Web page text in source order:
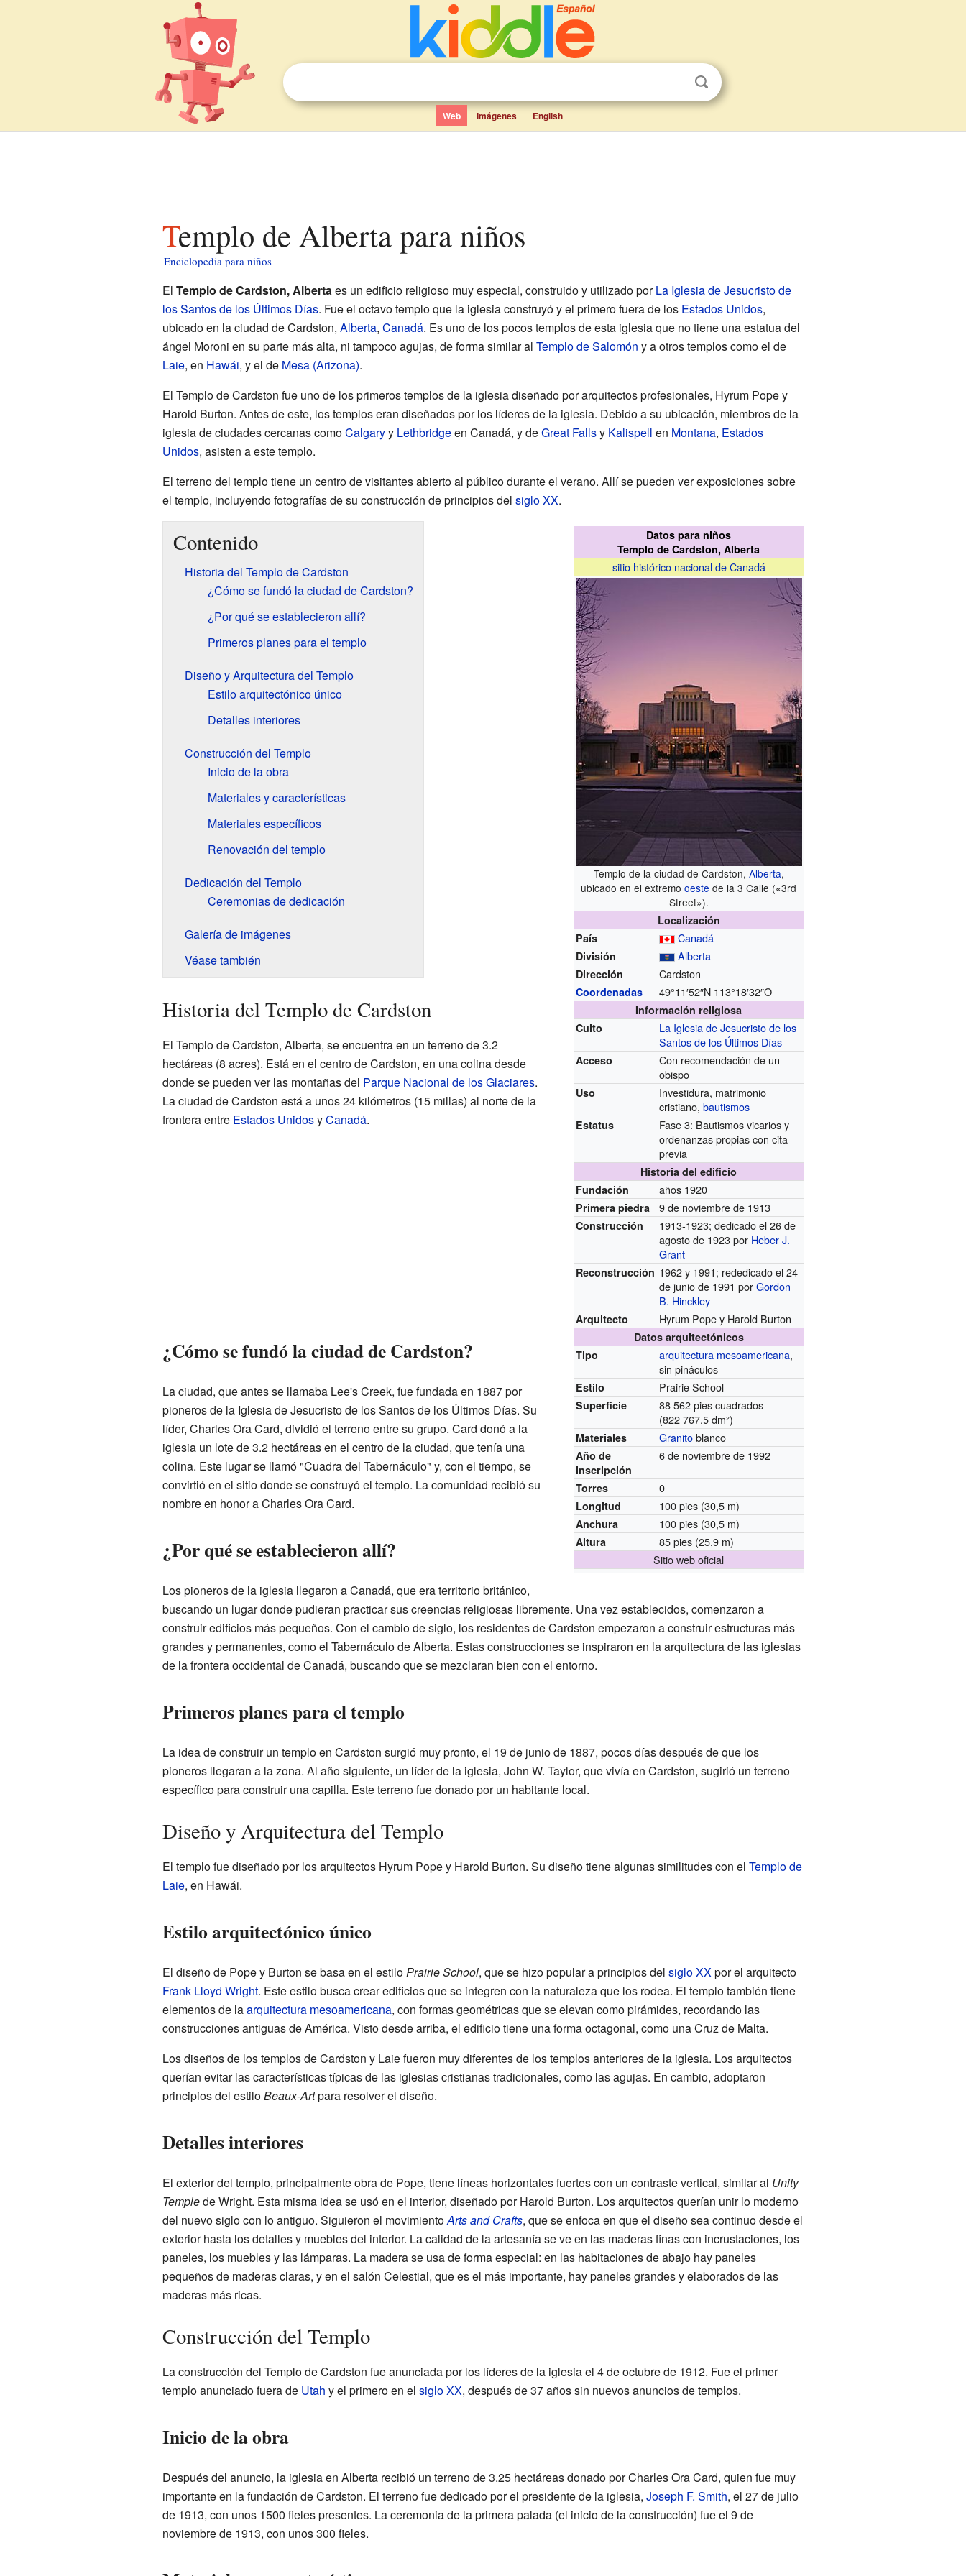
Web Imágenes English
Templo de Alberta para niños
Enciclopedia para niños
El Templo de Cardston, Albertaes un edificio religioso muy especial, construido y utilizado porLa Iglesia de Jesucristo de
los Santos de los Últimos Días. Fue el octavo templo que la iglesia construyó y el primero fuera de los Estados Unidos,
ubicado en la ciudad de Cardston, Alberta, Canadá. Es uno de los pocos templos de esta iglesia que no tiene una estatua del
ángel Moroni en su parte más alta, ni tampoco agujas, de forma similar al Templo de Salomón y a otros templos como el de
Laie, en Hawái, y el de Mesa (Arizona).
El Templo de Cardston fue uno de los primeros templos de la iglesia diseñado por arquitectos profesionales, Hyrum Pope y
Harold Burton. Antes de este, los templos eran diseñados por los líderes de la iglesia. Debido a su ubicación, miembros de la
iglesia de ciudades cercanas comoCalgaryy Lethbridgeen Canadá, y deGreat Fallsy Kalispell en Montana, Estados
Unidos, asisten a este templo.
El terreno del templo tiene un centro de visitantes abierto al público durante el verano. Allí se pueden ver exposiciones sobre
el templo, incluyendo fotografías de su construcción de principios del siglo XX.
Datos para niños
Templo de Cardston, Alberta
sitio histórico nacional de Canadá
Templo de la ciudad de Cardston, Alberta,
ubicado en el extremooeste de la 3 Calle («3rd
Street»).
Localización
País
Canadá
División Alberta
Dirección Cardston
Coordenadas 49°11′52″N 113°18′32″O
Información religiosa
Culto
La Iglesia de Jesucristo de los
Santos de los Últimos Días
Acceso
Con recomendación de un
obispo
Uso
Investidura, matrimonio
cristiano,bautismos
Estatus
Fase 3: Bautismos vicarios y
ordenanzas propias con cita
previa
Historia del edificio
Fundación
años 1920
Primera piedra 9 de noviembre de 1913
Construcción
1913-1923; dedicado el 26 de
agosto de 1923 por Heber J.
Grant
Reconstrucción 1962 y 1991; rededicado el 24
de junio de 1991 porGordon
B. Hinckley
Arquitecto Hyrum Pope y Harold Burton
Datos arquitectónicos
Tipo
arquitectura mesoamericana,
sin pináculos
Estilo Prairie School
Superficie
88 562 pies cuadrados
(822 767,5 dm²)
Materiales Granitoblanco
Año de
inscripción
6 de noviembre de 1992
Torres 0
Longitud 100 pies (30,5 m)
Anchura 100 pies (30,5 m)
Altura
85 pies (25,9 m)
Sitio web oficial
Contenido
Historia del Templo de Cardston
¿Cómo se fundó la ciudad de Cardston?
¿Por qué se establecieron allí?
Primeros planes para el templo
Diseño y Arquitectura del Templo
Estilo arquitectónico único
Detalles interiores
Construcción del Templo
Inicio de la obra
Materiales y características
Materiales específicos
Renovación del templo
Dedicación del Templo
Ceremonias de dedicación
Galería de imágenes
Véase también
Historia del Templo de Cardston
El Templo de Cardston, Alberta, se encuentra en un terreno de 3.2
hectáreas (8 acres). Está en el centro de Cardston, en una colina desde
donde se pueden ver las montañas del Parque Nacional de los Glaciares.
La ciudad de Cardston está a unos 24 kilómetros (15 millas) al norte de la
frontera entre Estados UnidosyCanadá.
¿Cómo se fundó la ciudad de Cardston?
La ciudad, que antes se llamaba Lee's Creek, fue fundada en 1887 por
pioneros de la Iglesia de Jesucristo de los Santos de los Últimos Días. Su
líder, Charles Ora Card, dividió el terreno entre su grupo. Card donó a la
iglesia un lote de 3.2 hectáreas en el centro de la ciudad, que tenía una
colina. Este lugar se llamó "Cuadra del Tabernáculo" y, con el tiempo, se
convirtió en el sitio donde se construyó el templo. La comunidad recibió su
nombre en honor a Charles Ora Card.
¿Por qué se establecieron allí?
Los pioneros de la iglesia llegaron a Canadá, que era territorio británico,
buscando un lugar donde pudieran practicar sus creencias religiosas libremente. Una vez establecidos, comenzaron a
construir edificios más pequeños. Con el cambio de siglo, los residentes de Cardston empezaron a construir estructuras más
grandes y permanentes, como el Tabernáculo de Alberta. Estas construcciones se inspiraron en la arquitectura de las iglesias
de la frontera occidental de Canadá, buscando que se mezclaran bien con el entorno.
Primeros planes para el templo
La idea de construir un templo en Cardston surgió muy pronto, el 19 de junio de 1887, pocos días después de que los
pioneros llegaran a la zona. Al año siguiente, un líder de la iglesia, John W. Taylor, que vivía en Cardston, sugirió un terreno
específico para construir una capilla. Este terreno fue donado por un habitante local.
Diseño y Arquitectura del Templo
El templo fue diseñado por los arquitectos Hyrum Pope y Harold Burton. Su diseño tiene algunas similitudes con el Templo de
Laie, en Hawái.
Estilo arquitectónico único
El diseño de Pope y Burton se basa en el estiloPrairie School, que se hizo popular a principios del siglo XXpor el arquitecto
Frank Lloyd Wright. Este estilo busca crear edificios que se integren con la naturaleza que los rodea. El templo también tiene
elementos de laarquitectura mesoamericana, con formas geométricas que se elevan como pirámides, recordando las
construcciones antiguas de América. Visto desde arriba, el edificio tiene una forma octagonal, como una Cruz de Malta.
Los diseños de los templos de Cardston y Laie fueron muy diferentes de los templos anteriores de la iglesia. Los arquitectos
querían evitar las características típicas de las iglesias cristianas tradicionales, como las agujas. En cambio, adoptaron
principios del estiloBeaux-Artpara resolver el diseño.
Detalles interiores
El exterior del templo, principalmente obra de Pope, tiene líneas horizontales fuertes con un contraste vertical, similar al Unity
Templede Wright. Esta misma idea se usó en el interior, diseñado por Harold Burton. Los arquitectos querían unir lo moderno
del nuevo siglo con lo antiguo. Siguieron el movimientoArts and Crafts, que se enfoca en que el diseño sea continuo desde el
exterior hasta los detalles y muebles del interior. La calidad de la artesanía se ve en las maderas finas con incrustaciones, los
paneles, los muebles y las lámparas. La madera se usa de forma especial: en las habitaciones de abajo hay paneles
pequeños de maderas claras, y en el salón Celestial, que es el más importante, hay paneles grandes y elaborados de las
maderas más ricas.
Construcción del Templo
La construcción del Templo de Cardston fue anunciada por los líderes de la iglesia el 4 de octubre de 1912. Fue el primer
templo anunciado fuera de Utah y el primero en el siglo XX, después de 37 años sin nuevos anuncios de templos.
Inicio de la obra
Después del anuncio, la iglesia en Alberta recibió un terreno de 3.25 hectáreas donado por Charles Ora Card, quien fue muy
importante en la fundación de Cardston. El terreno fue dedicado por el presidente de la iglesia, Joseph F. Smith, el 27 de julio
de 1913, con unos 1500 fieles presentes. La ceremonia de la primera palada (el inicio de la construcción) fue el 9 de
noviembre de 1913, con unos 300 fieles.